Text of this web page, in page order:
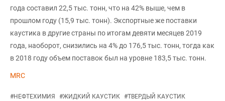
года составил 22,5 тыс. тонн, что на 42% выше, чем в
прошлом году (15,9 тыс. тонн). Экспортные же поставки
каустика в другие страны по итогам девяти месяцев 2019
года, наоборот, снизились на 4% до 176,5 тыс. тонн, тогда как
в 2018 году объем поставок был на уровне 183,5 тыс. тонн.
MRC
#НЕФТЕХИМИЯ #ЖИДКИЙ КАУСТИК #ТВЕРДЫЙ КАУСТИК